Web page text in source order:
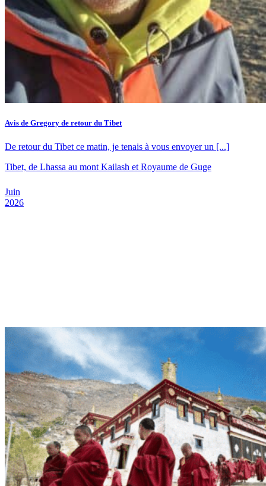
Avis de Gregory de retour du Tibet
De retour du Tibet ce matin, je tenais à vous envoyer un [...]
Tibet, de Lhassa au mont Kailash et Royaume de Guge
Juin
2026